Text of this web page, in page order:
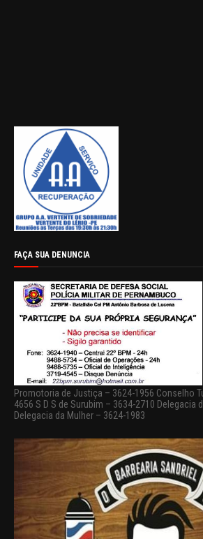
FAÇA SUA DENUNCIA
Promotoria de Justiça – 3624-1956 Conselho
4656 S D S de Surubim – 3634-2710 Delegacia
Delegacia da Mulher – 3624-1983